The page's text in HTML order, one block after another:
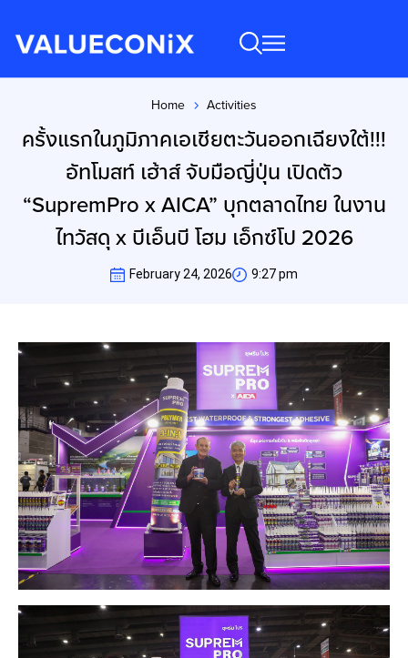
Home Activities
ครั้งแรกในภูมิภาคเอเชียตะวันออกเฉียงใต้!!!
อัทโมสท์ เฮ้าส์ จับมือญี่ปุ่น เปิดตัว
“SupremPro x AICA” บุกตลาดไทย ในงาน
ไทวัสดุ x บีเอ็นบี โฮม เอ็กซ์โป 2026
February 24, 2026 9:27 pm